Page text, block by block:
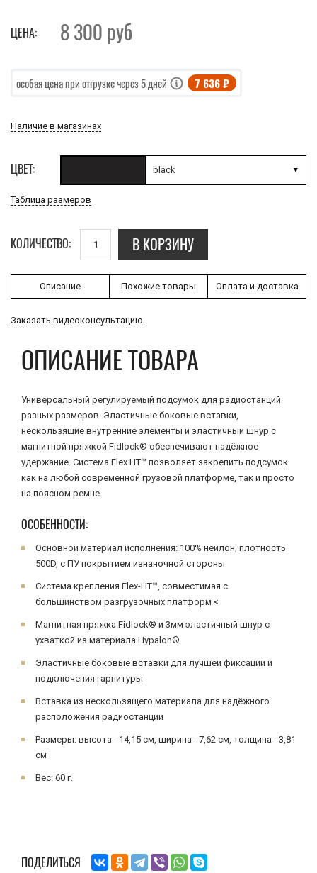
ЦЕНА: 8 300 руб
особая цена при отгрузке через 5 дней 7 636 ₽
Наличие в магазинах
ЦВЕТ: black
Таблица размеров
КОЛИЧЕСТВО: В КОРЗИНУ
Описание Похожие товары Оплата и доставка
Заказать видеоконсультацию
ОПИСАНИЕ ТОВАРА
Универсальный регулируемый подсумок для радиостанций
разных размеров. Эластичные боковые вставки,
нескользящие внутренние элементы и эластичный шнур с
магнитной пряжкой Fidlock® обеспечивают надёжное
удержание. Система Flex HT™ позволяет закрепить подсумок
как на любой современной грузовой платформе, так и просто
на поясном ремне.
ОСОБЕННОСТИ:
Основной материал исполнения: 100% нейлон, плотность
500D, с ПУ покрытием изнаночной стороны
Система крепления Flex-HT™, совместимая с
большинством разгрузочных платформ <
Магнитная пряжка Fidlock® и 3мм эластичный шнур с
ухваткой из материала Hypalon®
Эластичные боковые вставки для лучшей фиксации и
подключения гарнитуры
Вставка из нескользящего материала для надёжного
расположения радиостанции
Размеры: высота - 14,15 см, ширина - 7,62 см, толщина - 3,81
см
Вес: 60 г.
ПОДЕЛИТЬСЯ